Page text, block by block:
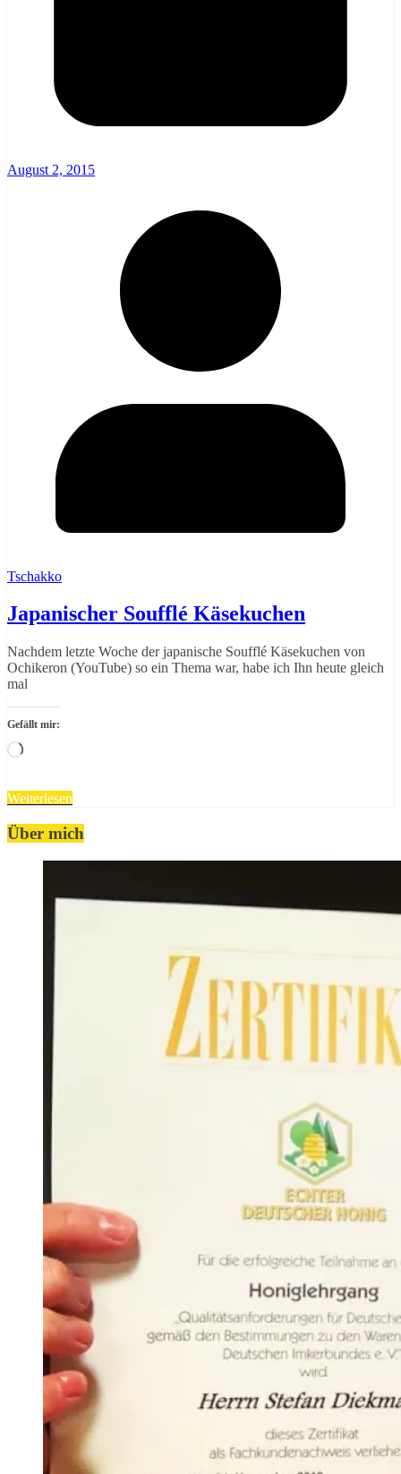
August 2, 2015
Tschakko
Japanischer Soufflé Käsekuchen
Nachdem letzte Woche der japanische Soufflé Käsekuchen von
Ochikeron (YouTube) so ein Thema war, habe ich Ihn heute gleich
mal
Gefällt mir:
Wird
Weiterlesen
Über mich